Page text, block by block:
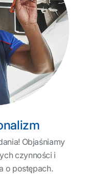
Objaśniamy
czynności i
o postępach.